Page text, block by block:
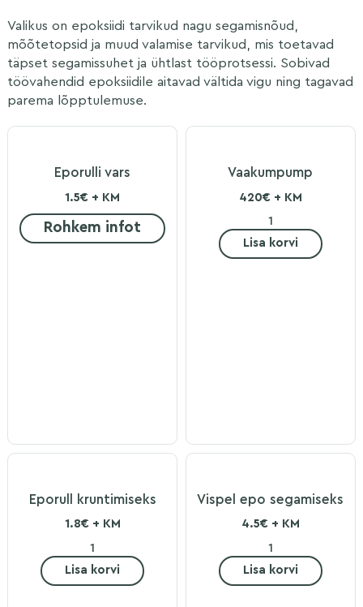
Valikus on epoksiidi tarvikud nagu segamisnõud,
mõõtetopsid ja muud valamise tarvikud, mis toetavad
täpset segamissuhet ja ühtlast tööprotsessi. Sobivad
töövahendid epoksiidile aitavad vältida vigu ning tagavad
parema lõpptulemuse.
Eporulli vars
1.5€ + KM
Rohkem infot
Vaakumpump
420€ + KM
Lisa korvi
Eporull kruntimiseks
1.8€ + KM
Lisa korvi
Vispel epo segamiseks
4.5€ + KM
Lisa korvi